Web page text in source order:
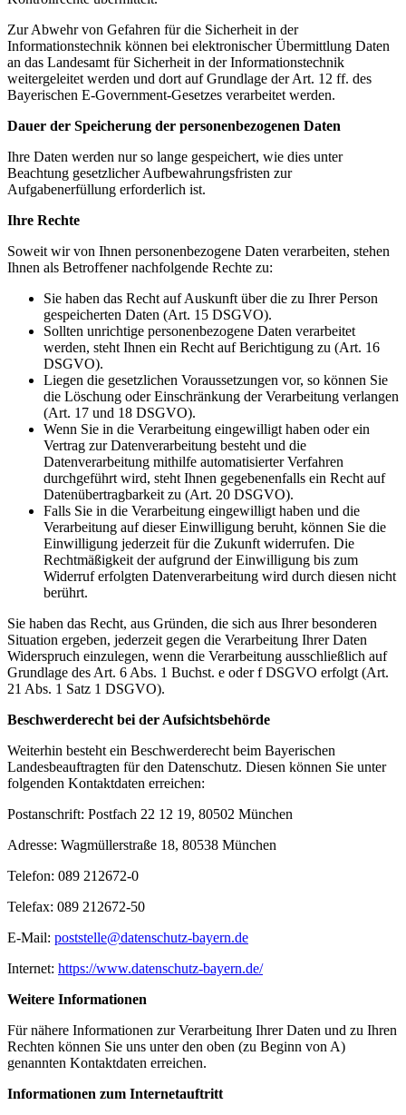
Zur Abwehr von Gefahren für die Sicherheit in der
Informationstechnik können bei elektronischer Übermittlung Daten
an das Landesamt für Sicherheit in der Informationstechnik
weitergeleitet werden und dort auf Grundlage der Art. 12 ff. des
Bayerischen E-Government-Gesetzes verarbeitet werden.
Dauer der Speicherung der personenbezogenen Daten
Ihre Daten werden nur so lange gespeichert, wie dies unter
Beachtung gesetzlicher Aufbewahrungsfristen zur
Aufgabenerfüllung erforderlich ist.
Ihre Rechte
Soweit wir von Ihnen personenbezogene Daten verarbeiten, stehen
Ihnen als Betroffener nachfolgende Rechte zu:
Sie haben das Recht auf Auskunft über die zu Ihrer Person
gespeicherten Daten (Art. 15 DSGVO).
Sollten unrichtige personenbezogene Daten verarbeitet
werden, steht Ihnen ein Recht auf Berichtigung zu (Art. 16
DSGVO).
Liegen die gesetzlichen Voraussetzungen vor, so können Sie
die Löschung oder Einschränkung der Verarbeitung verlangen
(Art. 17 und 18 DSGVO).
Wenn Sie in die Verarbeitung eingewilligt haben oder ein
Vertrag zur Datenverarbeitung besteht und die
Datenverarbeitung mithilfe automatisierter Verfahren
durchgeführt wird, steht Ihnen gegebenenfalls ein Recht auf
Datenübertragbarkeit zu (Art. 20 DSGVO).
Falls Sie in die Verarbeitung eingewilligt haben und die
Verarbeitung auf dieser Einwilligung beruht, können Sie die
Einwilligung jederzeit für die Zukunft widerrufen. Die
Rechtmäßigkeit der aufgrund der Einwilligung bis zum
Widerruf erfolgten Datenverarbeitung wird durch diesen nicht
berührt.
Sie haben das Recht, aus Gründen, die sich aus Ihrer besonderen
Situation ergeben, jederzeit gegen die Verarbeitung Ihrer Daten
Widerspruch einzulegen, wenn die Verarbeitung ausschließlich auf
Grundlage des Art. 6 Abs. 1 Buchst. e oder f DSGVO erfolgt (Art.
21 Abs. 1 Satz 1 DSGVO).
Beschwerderecht bei der Aufsichtsbehörde
Weiterhin besteht ein Beschwerderecht beim Bayerischen
Landesbeauftragten für den Datenschutz. Diesen können Sie unter
folgenden Kontaktdaten erreichen:
Postanschrift: Postfach 22 12 19, 80502 München
Adresse: Wagmüllerstraße 18, 80538 München
Telefon: 089 212672-0
Telefax: 089 212672-50
E-Mail: poststelle@datenschutz-bayern.de
Internet: https://www.datenschutz-bayern.de/
Weitere Informationen
Für nähere Informationen zur Verarbeitung Ihrer Daten und zu Ihren
Rechten können Sie uns unter den oben (zu Beginn von A)
genannten Kontaktdaten erreichen.
Informationen zum Internetauftritt